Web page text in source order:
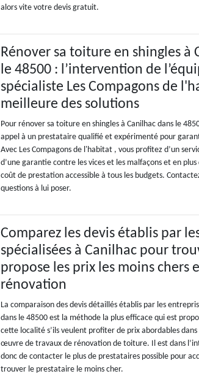
alors vite votre devis gratuit.
Rénover sa toiture en shingles à
le 48500 : l’intervention de
spécialiste Les Compagons de
meilleure des solutions
Pour rénover sa toiture en shingles à Canilhac dans le
appel à un prestataire qualifié et expérimenté pour
Avec Les Compagons de l'habitat , vous profitez d’un
d’une garantie contre les vices et les malfaçons et en
coût de prestation accessible à tous les budgets.
questions à lui poser.
Comparez les devis établis par
spécialisées à Canilhac pour
propose les prix les moins chers
rénovation
La comparaison des devis détaillés établis par les
dans le 48500 est la méthode la plus efficace qui est
cette localité s’ils veulent profiter de prix abordables
œuvre de travaux de rénovation de toiture. Il est dans
donc de contacter le plus de prestataires possible pour
trouver le prestataire le moins cher.